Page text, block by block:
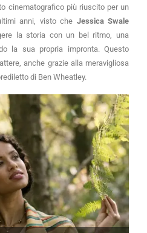
cinematografico più riuscito per un
anni, visto che Jessica Swale
la storia con un bel ritmo, una
la sua propria impronta. Questo
anche grazie alla meravigliosa
di Ben Wheatley.